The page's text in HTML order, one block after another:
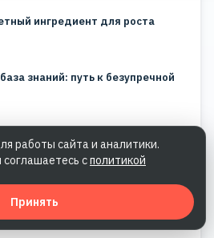
ингредиент для роста
знаний: путь к безупречной
работать на…
работы сайта и аналитики.
сполитикой
Принять